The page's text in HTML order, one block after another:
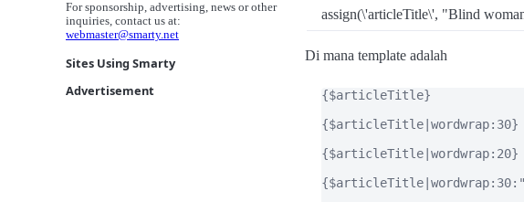
For sponsorship, advertising, news or other
inquiries, contact us at:
webmaster@smarty.net
Sites Using Smarty
Advertisement
assign(\'articleTitle\', "Blind
Di mana template adalah
{$articleTitle}
{$articleTitle|wordwrap:30}
{$articleTitle|wordwrap:20}